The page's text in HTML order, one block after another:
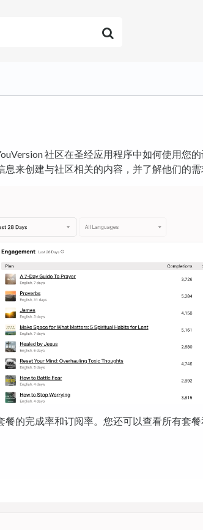
社区在圣经应用程序中如何使用您
来创建与社区相关的内容，并了解他们的需
餐的完成率和订阅率。您还可以查看所有套